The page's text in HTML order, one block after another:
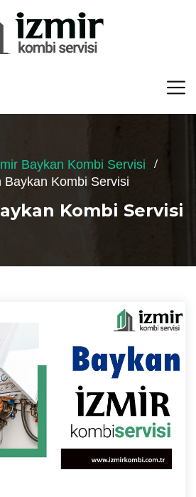
Baykan Kombi Servisi
Baykan Kombi Servisi
Kombi Servisi